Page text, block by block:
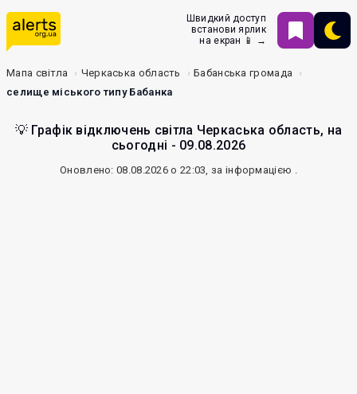
Швидкий доступ
встанови ярлик
на екран 📱 →
Мапа світла Черкаська область
Бабанська громада
селище міського типу Бабанка
💡 Графік відключень світла Черкаська область, на
сьогодні - 09.08.2026
Оновлено: 08.08.2026 о 22:03, за інформацією .